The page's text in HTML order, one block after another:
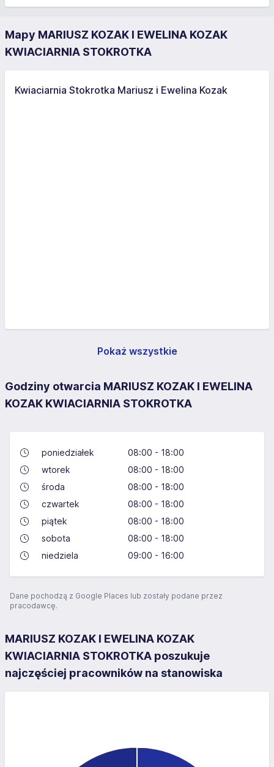
Mapy MARIUSZ KOZAK I EWELINA KOZAK
KWIACIARNIA STOKROTKA
Kwiaciarnia Stokrotka Mariusz i Ewelina Kozak
Pokaż wszystkie
Godziny otwarcia MARIUSZ KOZAK I EWELINA
KOZAK KWIACIARNIA STOKROTKA
poniedziałek
08:00 - 18:00
wtorek
08:00 - 18:00
środa
08:00 - 18:00
czwartek
08:00 - 18:00
piątek
08:00 - 18:00
sobota
08:00 - 18:00
niedziela
09:00 - 16:00
Dane pochodzą z Google Places lub zostały podane przez
pracodawcę.
MARIUSZ KOZAK I EWELINA KOZAK
KWIACIARNIA STOKROTKA poszukuje
najczęściej pracowników na stanowiska